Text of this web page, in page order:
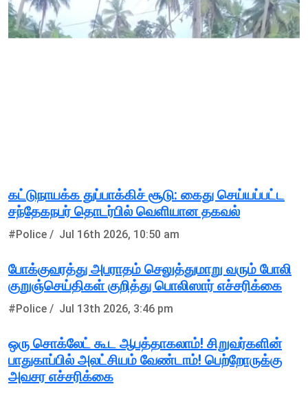
கட்டுநாயக்க துப்பாக்கிச் சூடு: கைது செய்யப்பட்ட
சந்தேகநபர் தொடர்பில் வெளியான தகவல்
#Police / Jul 16th 2026, 10:50 am
போக்குவரத்து அபராதம் செலுத்துமாறு வரும் போலி
குறுஞ்செய்திகள் குறித்து பொலிஸார் எச்சரிக்கை
#Police / Jul 13th 2026, 3:46 pm
ஒரு சொக்லேட் கூட ஆபத்தாகலாம்! சிறுவர்களின்
பாதுகாப்பில் அலட்சியம் வேண்டாம்! பெற்றோருக்கு
அவசர எச்சரிக்கை